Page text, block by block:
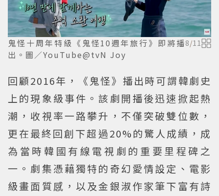
鬼怪十周年特級《鬼怪10週年旅行》即將播
出。圖／YouTube@tvN Joy
8/11
回顧2016年，《鬼怪》播出時可謂韓劇史
上的現象級事件。該劇開播後迅速掀起熱
潮，收視率一路攀升，不僅突破雙位數，
更在最終回創下超過20%的驚人成績，成
為當時韓國有線電視劇的重要里程碑之
一。劇集憑藉獨特的奇幻愛情設定、電影
級畫面質感，以及金銀淑作家筆下富有詩